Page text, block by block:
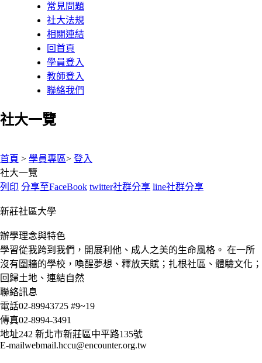
常見問題
社大法規
相關連結
回首頁
學員登入
教師登入
聯絡我們
社大一覽
首頁 > 學員專區> 登入
社大一覽
列印 分享至FaceBook twitter社群分享 line社群分享
新莊社區大學
辦學理念與特色
學習從我跨到我們，開展利他、成人之美的生命風格。 在一所
沒有圍牆的學校，喚醒夢想、釋放天賦；扎根社區、體驗文化；
回歸土地、連結自然
聯絡訊息
電話02-89943725 #9~19
傳真02-8994-3491
地址242 新北市新莊區中平路135號
E-mailwebmail.hccu@encounter.org.tw